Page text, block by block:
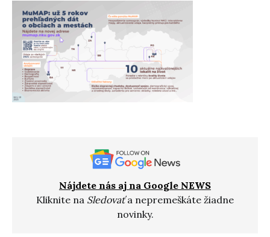
Nájdete nás aj na Google NEWS
Kliknite na Sledovaťa nepremeškáte žiadne
novinky.